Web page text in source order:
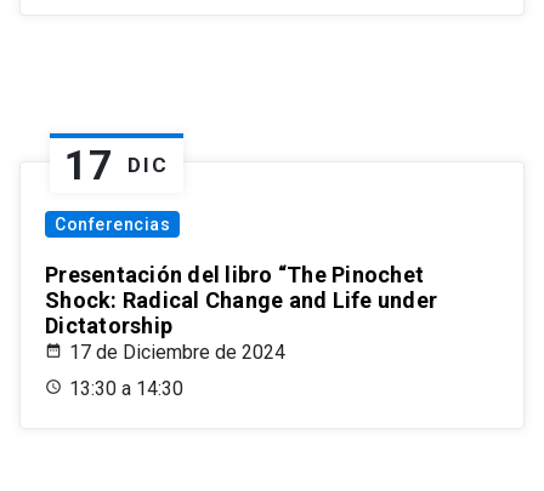
17 DIC
Conferencias
Presentación del libro “The Pinochet
Shock: Radical Change and Life under
Dictatorship
17 de Diciembre de 2024
13:30 a 14:30